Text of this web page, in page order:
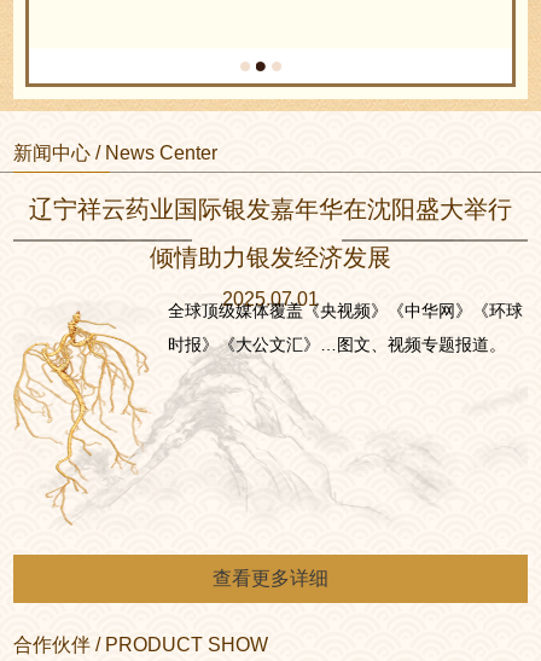
新闻中心 / News Center
辽宁祥云药业国际银发嘉年华在沈阳盛大举行
倾情助力银发经济发展
2025.07.01
全球顶级媒体覆盖《央视频》《中华网》《环球
时报》《大公文汇》…图文、视频专题报道。
查看更多详细
合作伙伴 / PRODUCT SHOW